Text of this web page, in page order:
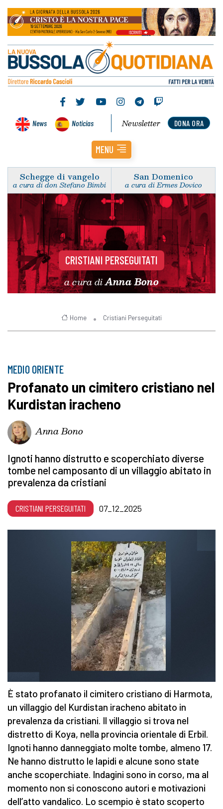
News Noticias DONA ORA
Newsletter
MENU
Schegge di vangelo
a cura di don Stefano Bimbi
San Domenico
a cura di Ermes Dovico
CRISTIANI PERSEGUITATI
a cura diAnna Bono
Home Cristiani Perseguitati
MEDIO ORIENTE
Profanato un cimitero cristiano nel
Kurdistan iracheno
Anna Bono
Ignoti hanno distrutto e scoperchiato diverse
tombe nel camposanto di un villaggio abitato in
prevalenza da cristiani
CRISTIANI PERSEGUITATI 07_12_2025
È stato profanato il cimitero cristiano di Harmota,
un villaggio del Kurdistan iracheno abitato in
prevalenza da cristiani. Il villaggio si trova nel
distretto di Koya, nella provincia orientale di Erbil.
Ignoti hanno danneggiato molte tombe, almeno 17.
Ne hanno distrutto le lapidi e alcune sono state
anche scoperchiate. Indagini sono in corso, ma al
momento non si conoscono autori e motivazioni
dell’atto vandalico. Lo scempio è stato scoperto